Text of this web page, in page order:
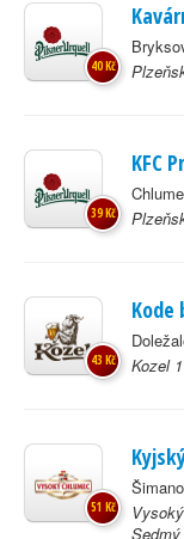
40 Kč
KFC
39 Kč
Kode
Kozel
43 Kč
51 Kč